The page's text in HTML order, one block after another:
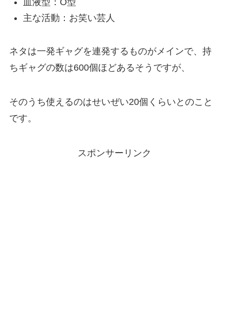
血液型：O型
主な活動：お笑い芸人
ネタは一発ギャグを連発するものがメインで、持
ちギャグの数は600個ほどあるそうですが、
そのうち使えるのはせいぜい20個くらいとのこと
です。
スポンサーリンク